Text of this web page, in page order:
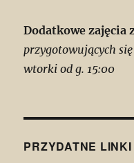
Dodatkowe zajęcia
przygotowujących
wtorki od g. 15:00
PRZYDATNE LINKI